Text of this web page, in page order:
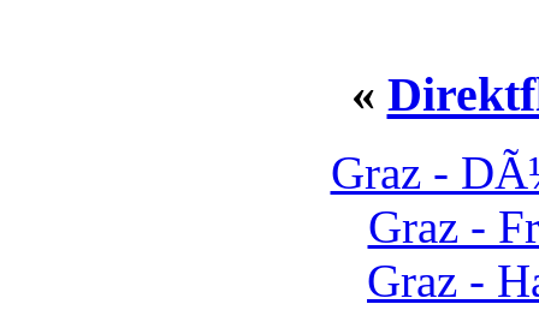
«
Graz -
Graz -
Graz -